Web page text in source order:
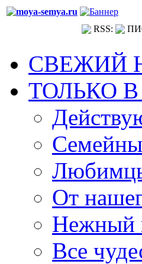
RSS:
СВЕЖИЙ
ТОЛЬКО
От
Нежный
Все